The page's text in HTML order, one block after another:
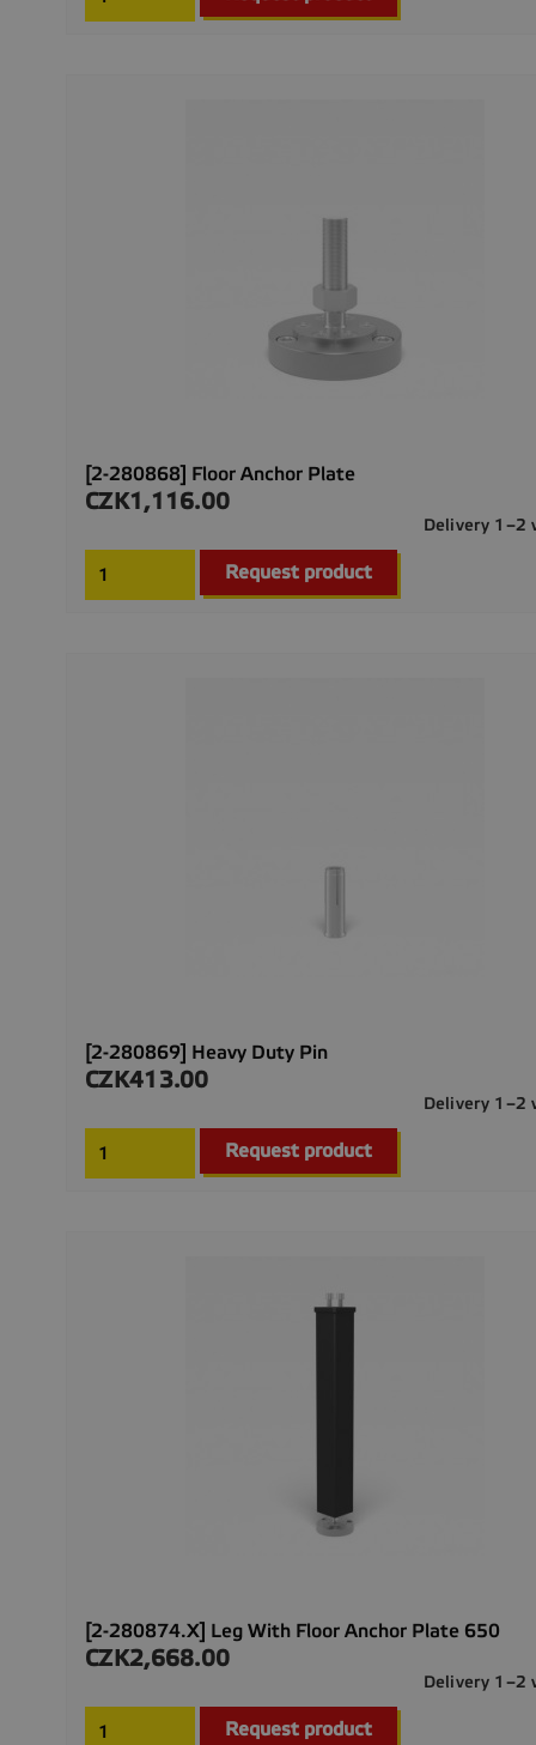
[2-280868] Floor Anchor Plate
Price
CZK1,116.00
Delivery 1–2
Request product
[2-280869] Heavy Duty Pin
Price
CZK413.00
Delivery 1–2
Request product
[2-280874.X] Leg With Floor Anchor Plate 650
Price
CZK2,668.00
Delivery 1–2
Request product